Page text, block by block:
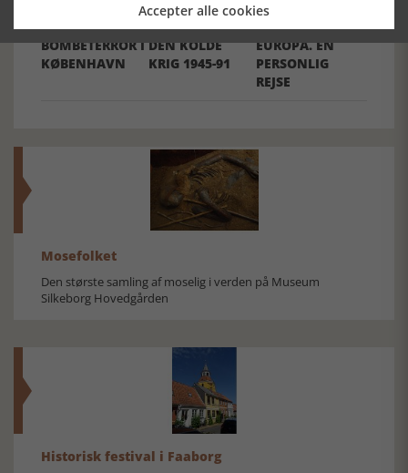
BOMBETERROR I
KØBENHAVN
DEN KOLDE
KRIG 1945-91
EUROPA. EN
PERSONLIG
REJSE
Mosefolket
Den største samling af moselig i verden på Museum
Silkeborg Hovedgården
Historisk festival i Faaborg
Accepter alle cookies